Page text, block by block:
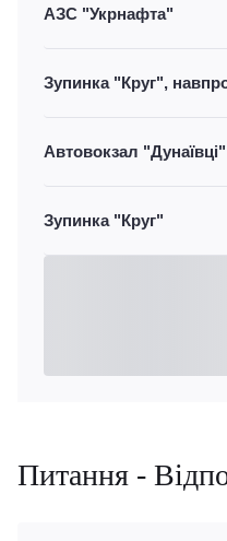
АЗС "Укрнафта"
Зупинка "Круг",
Автовокзал "Дунаївці"
Зупинка "Круг"
Питання -